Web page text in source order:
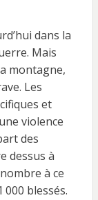
dans la
Mais
montagne,
Les
et
violence
des
dessus à
à ce
blessés.